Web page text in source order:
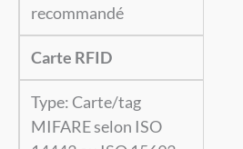
recommandé
Carte RFID
Type: Carte/tag
MIFARE selon ISO